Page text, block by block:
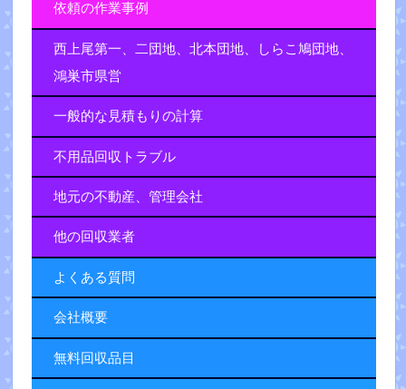
依頼の作業事例
西上尾第一、二団地、北本団地、しらこ鳩団地、
鴻巣市県営
一般的な見積もりの計算
不用品回収トラブル
地元の不動産、管理会社
他の回収業者
よくある質問
会社概要
無料回収品目